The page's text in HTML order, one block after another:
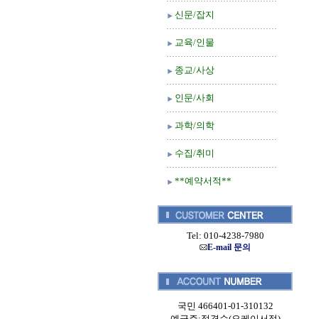
신문/잡지
교육/인물
종교/사상
인문/사회
과학/의학
수집/취미
**예약서적**
Tel: 010-4238-7980
E-mail 문의
국민 466401-01-310132